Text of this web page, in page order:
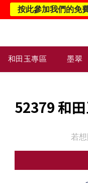
和田玉專區 墨翠
52379 和
若
按此參加我們的免